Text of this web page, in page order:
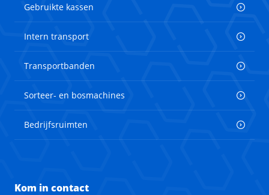
Gebruikte kassen
Intern transport
Transportbanden
Sorteer- en bosmachines
Bedrijfsruimten
Kom in contact